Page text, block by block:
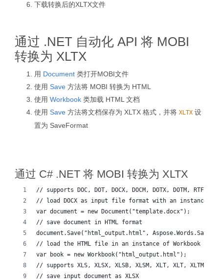
下载转换后的XLTX文件
通过 .NET 自动化 API 将 MOBI
转换为 XLTX
用 Document 类打开MOBI文件
使用 Save 方法将 MOBI 转换为 HTML
使用 Workbook 类加载 HTML 文档
使用 Save 方法将文档保存为 XLTX 格式，并将 XLTX 设
置为 SaveFormat
通过 C# .NET 将 MOBI 转换为 XLTX
// supports DOC, DOT, DOCX, DOCM, DOTX, DOTM, RTF,
// load DOCX as input file format with an instance of
var document = new Document("template.docx");
// save document in HTML format
document.Save("html_output.html",
// load the HTML file in an instance of Workbook
var book = new Workbook("html_output.html");
// supports XLS, XLSX, XLSB, XLSM, XLT, XLT, XLTM,
// save input document as XLSX